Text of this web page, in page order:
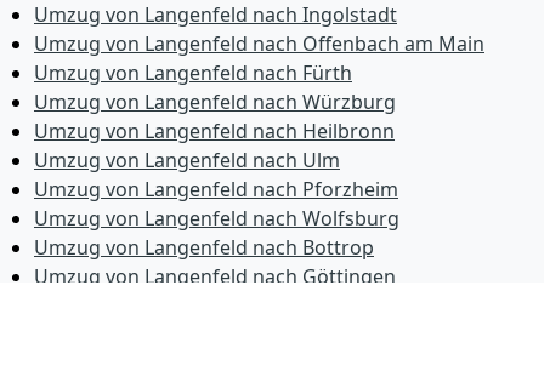
Umzug von Langenfeld nach Ingolstadt
Umzug von Langenfeld nach Offenbach am Main
Umzug von Langenfeld nach Fürth
Umzug von Langenfeld nach Würzburg
Umzug von Langenfeld nach Heilbronn
Umzug von Langenfeld nach Ulm
Umzug von Langenfeld nach Pforzheim
Umzug von Langenfeld nach Wolfsburg
Umzug von Langenfeld nach Bottrop
Umzug von Langenfeld nach Göttingen